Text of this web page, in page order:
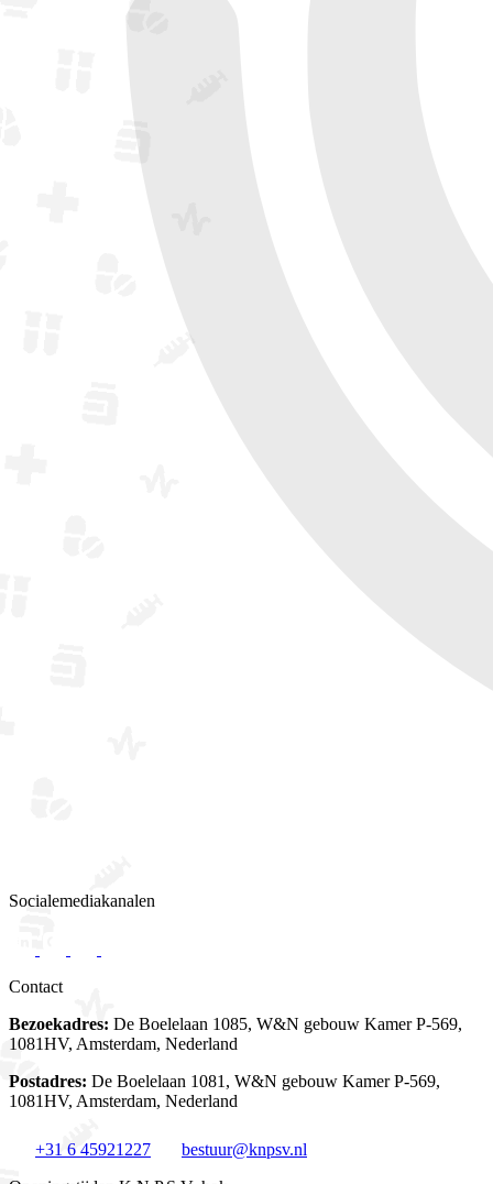
Socialemediakanalen
Contact
Bezoekadres: De Boelelaan 1085, W&N gebouw Kamer P-569,
1081HV, Amsterdam, Nederland
Postadres: De Boelelaan 1081, W&N gebouw Kamer P-569,
1081HV, Amsterdam, Nederland
+31 6 45921227
bestuur@knpsv.nl